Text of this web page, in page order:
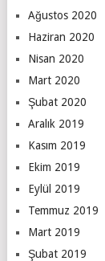
Ağustos 2020
Haziran 2020
Nisan 2020
Mart 2020
Şubat 2020
Aralık 2019
Kasım 2019
Ekim 2019
Eylül 2019
Temmuz 2019
Mart 2019
Şubat 2019